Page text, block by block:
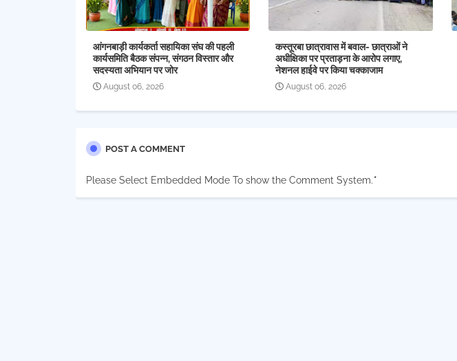
आंगनबाड़ी कार्यकर्ता सहायिका संघ की पहली
कार्यसमिति बैठक संपन्न, संगठन विस्तार और
सदस्यता अभियान पर जोर
August 06, 2026
कस्तूरबा छात्रावास में बवाल- छात्राओं ने
अधीक्षिका पर प्रताड़ना के आरोप लगाए,
नेशनल हाईवे पर किया चक्काजाम
August 06, 2026
POST A COMMENT
Please Select Embedded Mode To show the Comment System.*